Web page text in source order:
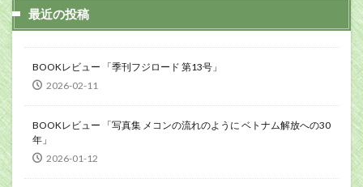
最近の投稿
BOOKレビュー 「季刊フジロード 第13号」
2026-02-11
BOOKレビュー 「写真集 メコンの流れのように ベトナム解放への30
年」
2026-01-12